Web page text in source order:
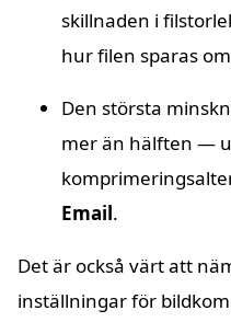
skillnaden i
hur filen sparas
Den största
mer än hälften —
Email.
Det är också värt att
inställningar för